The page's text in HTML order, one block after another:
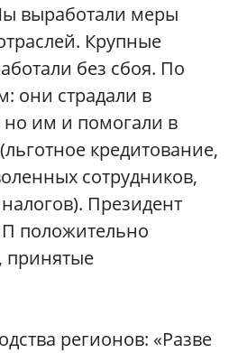
выработали меры
Крупные
без сбоя. По
они страдали в
им и помогали в
кредитование,
сотрудников,
Президент
положительно
принятые
регионов: «Разве